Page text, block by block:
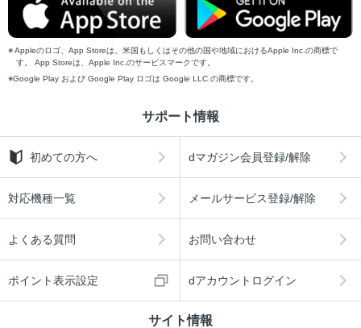
Appleのロゴ、App Storeは、米国もしくはその他の国や地域におけるApple Inc.の商標で
す。 App Storeは、Apple Inc.のサービスマークです。
Google Play および Google Play ロゴは Google LLC の商標です。
サポート情報
初めての方へ dマガジン会員登録/解除
対応機種一覧 メールサービス登録/解除
よくある質問 お問い合わせ
ポイント表示設定 dアカウントログイン
サイト情報